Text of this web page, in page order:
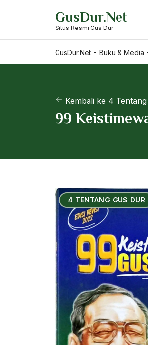
GusDur.Net
Situs Resmi Gus Dur
GusDur.Net - Buku & Media
Kembali ke 4
99
4 TENTANG GUS DUR